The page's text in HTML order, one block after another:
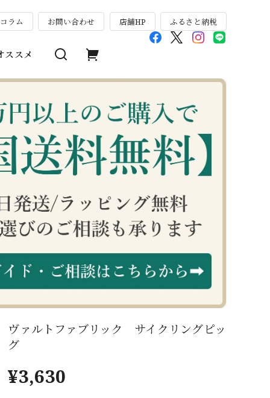
ラム お問い合わせ 店舗HP ふるさと納税
ススメ
ヴァルトファブリック サイクリングピッ
グ
¥3,630